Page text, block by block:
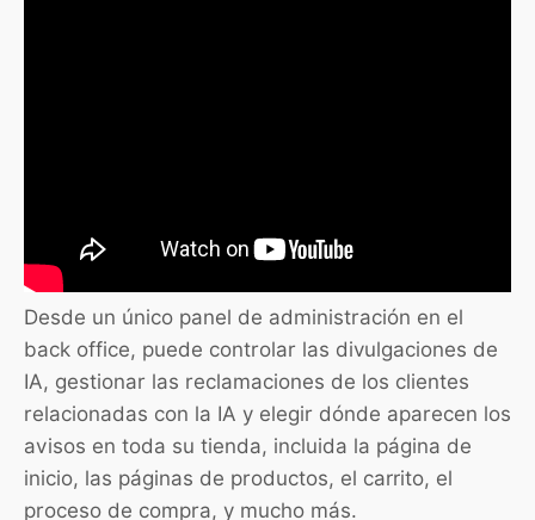
Desde un único panel de administración en el
back office, puede controlar las divulgaciones de
IA, gestionar las reclamaciones de los clientes
relacionadas con la IA y elegir dónde aparecen los
avisos en toda su tienda, incluida la página de
inicio, las páginas de productos, el carrito, el
proceso de compra, y mucho más.